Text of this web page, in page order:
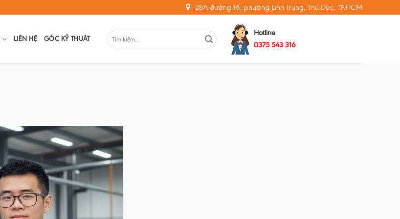
28A đường 16, phường Linh Trung, Thủ Đức, TP.HCM
LIÊN HỆ GÓC KỸ THUÂT
Hotline
0375 543 316